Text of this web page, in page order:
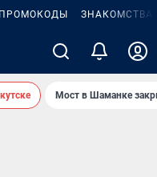
ПРОМОКОДЫ ЗНАКОМСТВА
Мост в Шаманке